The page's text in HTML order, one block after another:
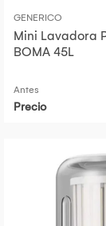
GENERICO
Mini Lavadora
BOMA 45L
Antes
Precio